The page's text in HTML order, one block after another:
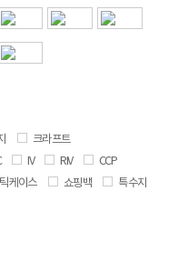
크라프트
IV RIV
CCP
케이스 쇼핑백 특수지